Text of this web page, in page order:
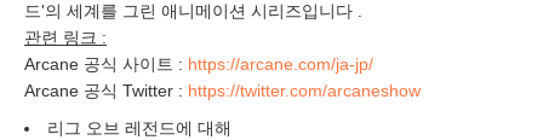
드'의 세계를 그린 애니메이션 시리즈입니다 .
관련 링크 :
Arcane 공식 사이트 : https://arcane.com/ja-jp/
Arcane 공식 Twitter : https://twitter.com/arcaneshow
리그 오브 레전드에 대해